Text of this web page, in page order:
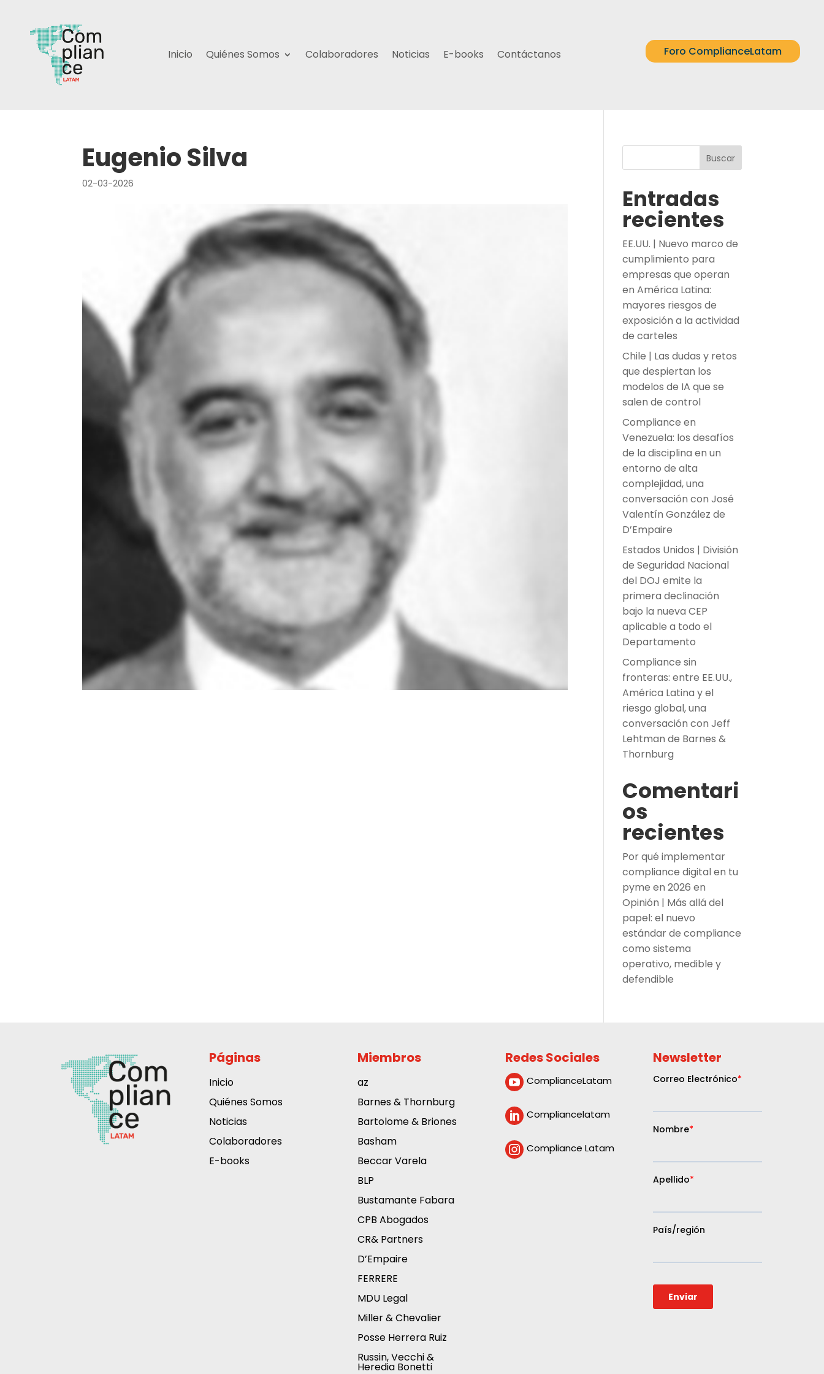
Inicio Quiénes Somos Colaboradores Noticias E-books Contáctanos Foro ComplianceLatam
Eugenio Silva
02-03-2026
Buscar
Entradas
recientes
EE.UU. | Nuevo marco de
cumplimiento para
empresas que operan
en América Latina:
mayores riesgos de
exposición a la actividad
de carteles
Chile | Las dudas y retos
que despiertan los
modelos de IA que se
salen de control
Compliance en
Venezuela: los desafíos
de la disciplina en un
entorno de alta
complejidad, una
conversación con José
Valentín González de
D’Empaire
Estados Unidos | División
de Seguridad Nacional
del DOJ emite la
primera declinación
bajo la nueva CEP
aplicable a todo el
Departamento
Compliance sin
fronteras: entre EE.UU.,
América Latina y el
riesgo global, una
conversación con Jeff
Lehtman de Barnes &
Thornburg
Comentari
os
recientes
Por qué implementar
compliance digital en tu
pyme en 2026 en
Opinión | Más allá del
papel: el nuevo
estándar de compliance
como sistema
operativo, medible y
defendible
Páginas
Inicio
Quiénes Somos
Noticias
Colaboradores
E-books
Miembros
az
Barnes & Thornburg
Bartolome & Briones
Basham
Beccar Varela
BLP
Bustamante Fabara
CPB Abogados
CR& Partners
D’Empaire
FERRERE
MDU Legal
Miller & Chevalier
Posse Herrera Ruiz
Russin, Vecchi &
Heredia Bonetti
Redes Sociales
 ComplianceLatam
 Compliancelatam
 Compliance Latam
Newsletter